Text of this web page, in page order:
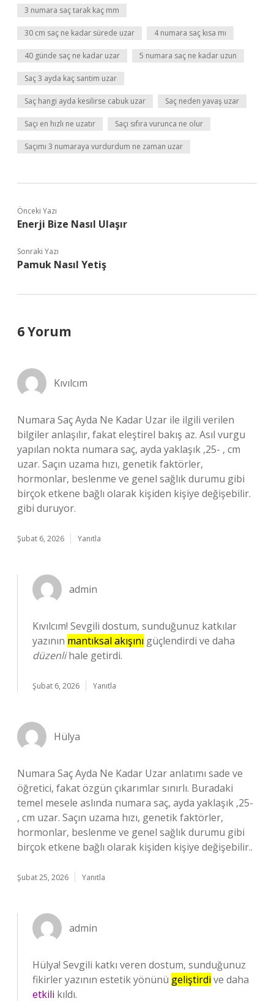
3 numara saç tarak kaç mm
30 cm saç ne kadar sürede uzar 4 numara saç kısa mı
40 günde saç ne kadar uzar 5 numara saç ne kadar uzun
Saç 3 ayda kaç santim uzar
Saç hangi ayda kesilirse cabuk uzar Saç neden yavaş uzar
Saçı en hızlı ne uzatır Saçı sıfıra vurunca ne olur
Saçımı 3 numaraya vurdurdum ne zaman uzar
Önceki Yazı
Enerji Bize Nasıl Ulaşır
Sonraki Yazı
Pamuk Nasıl Yetiş
6 Yorum
Kıvılcım
Numara Saç Ayda Ne Kadar Uzar ile ilgili verilen
bilgiler anlaşılır, fakat eleştirel bakış az. Asıl vurgu
yapılan nokta numara saç, ayda yaklaşık ,25- , cm
uzar. Saçın uzama hızı, genetik faktörler,
hormonlar, beslenme ve genel sağlık durumu gibi
birçok etkene bağlı olarak kişiden kişiye değişebilir.
gibi duruyor.
Şubat 6, 2026 Yanıtla
admin
Kıvılcım! Sevgili dostum, sunduğunuz katkılar
yazının mantıksal akışını güçlendirdi ve daha
düzenlihale getirdi.
Şubat 6, 2026 Yanıtla
Hülya
Numara Saç Ayda Ne Kadar Uzar anlatımı sade ve
öğretici, fakat özgün çıkarımlar sınırlı. Buradaki
temel mesele aslında numara saç, ayda yaklaşık ,25-
, cm uzar. Saçın uzama hızı, genetik faktörler,
hormonlar, beslenme ve genel sağlık durumu gibi
birçok etkene bağlı olarak kişiden kişiye değişebilir..
Şubat 25, 2026 Yanıtla
admin
Hülya! Sevgili katkı veren dostum, sunduğunuz
fikirler yazının estetik yönünü geliştirdi ve daha
etkili kıldı.